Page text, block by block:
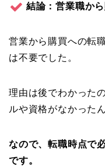
結論：営業職か
営業から購買への転
は不要でした。
理由は後でわかった
ルや資格がなかった
なので、転職時点で
です。